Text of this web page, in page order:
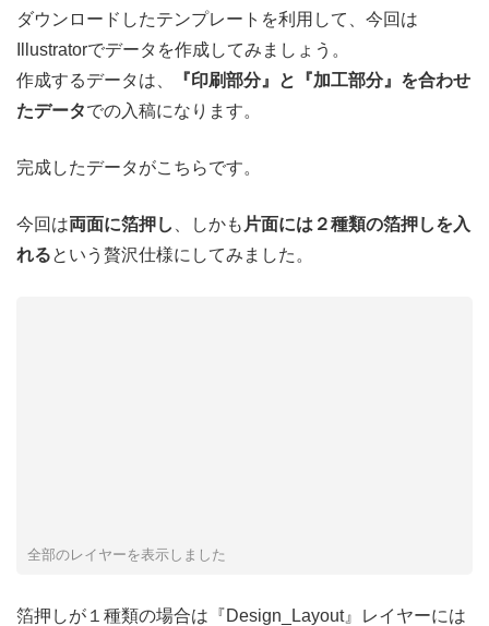
ダウンロードしたテンプレートを利用して、今回は
Illustratorでデータを作成してみましょう。
作成するデータは、
『印刷部分』と『加工部分』を合わせ
たデータでの入稿になります。
完成したデータがこちらです。
今回は両面に箔押し 、しかも 片面には２種類の箔押しを入
れるという贅沢仕様にしてみました。
全部のレイヤーを表示しました
箔押しが１種類の場合は『Design_Layout』レイヤーには